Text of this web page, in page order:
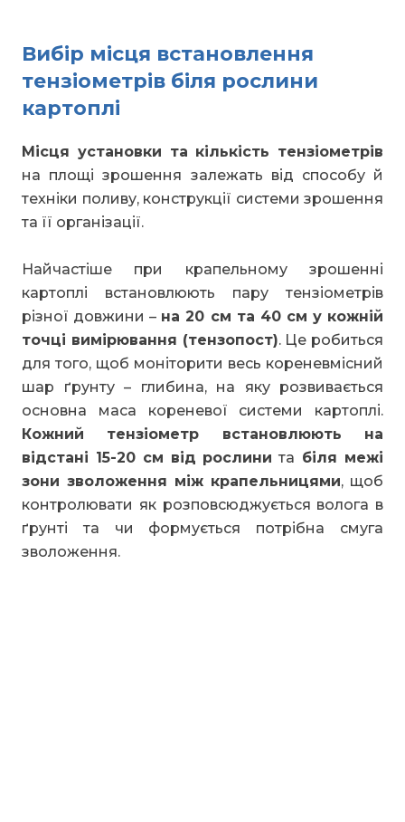
Вибір місця встановлення
тензіометрів біля рослини
картоплі
Місця установки та кількість тензіометрів
на площі зрошення залежать від способу й
техніки поливу, конструкції системи зрошення
та її організації.
Найчастіше при крапельному зрошенні
картоплі встановлюють пару тензіометрів
різної довжини – на 20 см та 40 см у кожній
точці вимірювання (тензопост). Це робиться
для того, щоб моніторити весь кореневмісний
шар ґрунту – глибина, на яку розвивається
основна маса кореневої системи картоплі.
Кожний тензіометр встановлюють на
відстані 15-20 см від рослини та біля межі
зони зволоження між крапельницями, щоб
контролювати як розповсюджується волога в
ґрунті та чи формується потрібна смуга
зволоження.